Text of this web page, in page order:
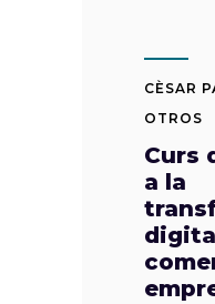
CÈSAR
OTROS
Curs
a la